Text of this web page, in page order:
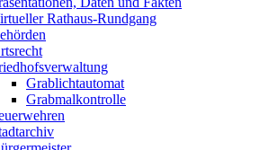
Rathaus-Rundgang
Grablichtautomat
Grabmalkontrolle